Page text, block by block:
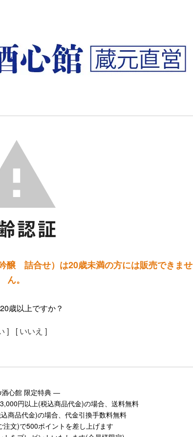
醸 詰合せ）は20歳未満の方には販売できませ
ん。
歳以上ですか？
] [ いいえ ]
心館 限定特典 ―
円以上(税込商品代金)の場合、送料無料
商品代金)の場合、代金引換手数料無料
注文)で500ポイントを差し上げます